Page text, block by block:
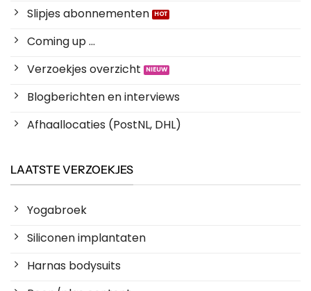
Slipjes abonnementen
Coming up ...
Verzoekjes overzicht
Blogberichten en interviews
Afhaallocaties (PostNL, DHL)
LAATSTE VERZOEKJES
Yogabroek
Siliconen implantaten
Harnas bodysuits